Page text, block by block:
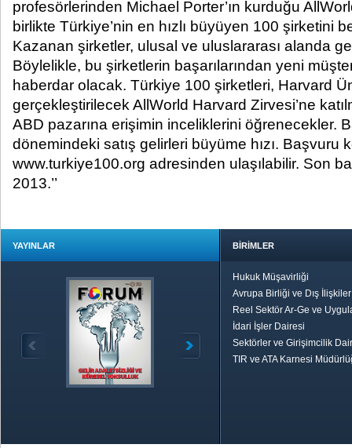
profesörlerinden Michael Porter’ın kurduğu
birlikte Türkiye’nin en hızlı büyüyen 100 şirketini
Kazanan şirketler, ulusal ve uluslararası alanda
Böylelikle, bu şirketlerin başarılarından yeni
haberdar olacak. Türkiye 100 şirketleri, Harvard
gerçekleştirilecek AllWorld Harvard Zirvesi’ne
ABD pazarına erişimin inceliklerini öğrenecekler.
dönemindeki satış gelirleri büyüme hızı. Başvuru
www.turkiye100.org adresinden ulaşılabilir. Son
2013.’’
YAYINLAR BİRİMLER
Hukuk Müşavirliği
Avrupa Birliği ve Dış
Reel Sektör Ar-Ge ve
İdari İşler Dairesi
Sektörler ve Girişimcilik
TIR ve ATA Karnesi